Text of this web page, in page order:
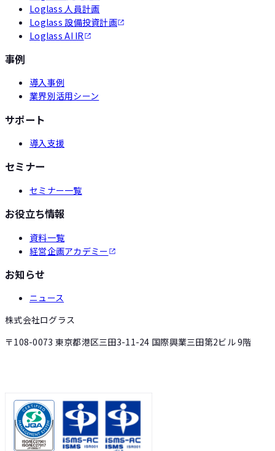
Loglass 人員計画
Loglass 設備投資計画
Loglass AI IR
事例
導入事例
業界別活用シーン
サポート
導入支援
セミナー
セミナー一覧
お役立ち情報
資料一覧
経営企画アカデミー
お知らせ
ニュース
株式会社ログラス
〒108-0073 東京都港区三田3-11-24 国際興業三田第2ビル 9階